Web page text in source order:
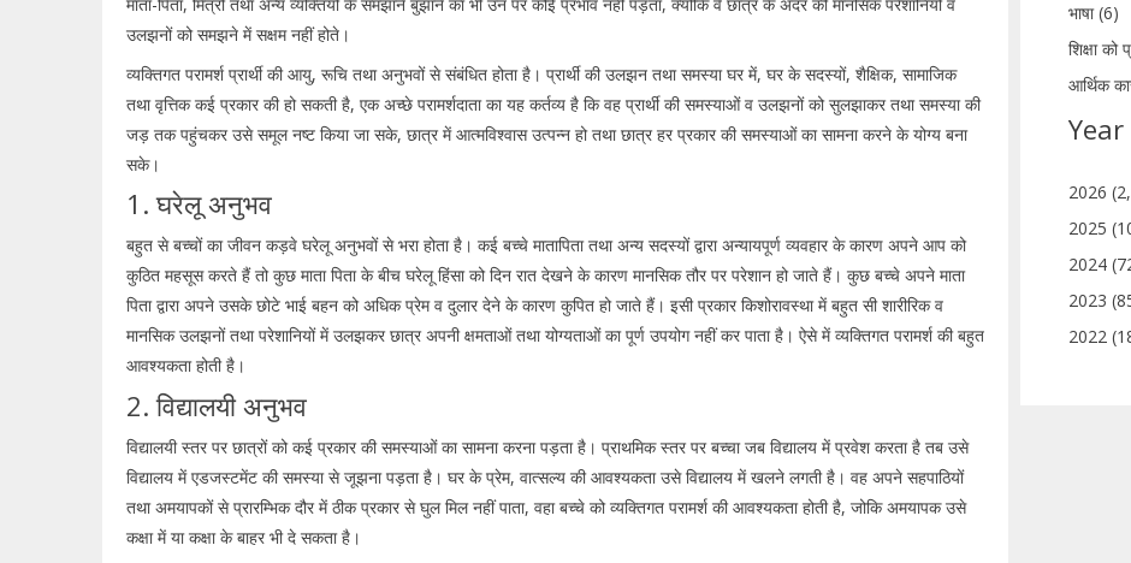
उलझनों को समझने में सक्षम नहीं होते।
व्यक्तिगत परामर्श प्रार्थी की आयु, रूचि तथा अनुभवों से संबंधित होता है। प्रार्थी की उलझन तथा समस्या घर में, घर के सदस्यों, शैक्षिक, सामाजिक
तथा वृत्तिक कई प्रकार की हो सकती है, एक अच्छे परामर्शदाता का यह कर्तव्य है कि वह प्रार्थी की समस्याओं व उलझनों को सुलझाकर तथा समस्या की
जड़ तक पहुंचकर उसे समूल नष्ट किया जा सके, छात्र में आत्मविश्वास उत्पन्न हो तथा छात्र हर प्रकार की समस्याओं का सामना करने के योग्य बना
सके।
1. घरेलू अनुभव
बहुत से बच्चों का जीवन कड़वे घरेलू अनुभवों से भरा होता है। कई बच्चे मातापिता तथा अन्य सदस्यों द्वारा अन्यायपूर्ण व्यवहार के कारण अपने आप को
कुठित महसूस करते हैं तो कुछ माता पिता के बीच घरेलू हिंसा को दिन रात देखने के कारण मानसिक तौर पर परेशान हो जाते हैं। कुछ बच्चे अपने माता
पिता द्वारा अपने उसके छोटे भाई बहन को अधिक प्रेम व दुलार देने के कारण कुपित हो जाते हैं। इसी प्रकार किशोरावस्था में बहुत सी शारीरिक व
मानसिक उलझनों तथा परेशानियों में उलझकर छात्र अपनी क्षमताओं तथा योग्यताओं का पूर्ण उपयोग नहीं कर पाता है। ऐसे में व्यक्तिगत परामर्श की बहुत
आवश्यकता होती है।
2. विद्यालयी अनुभव
विद्यालयी स्तर पर छात्रों को कई प्रकार की समस्याओं का सामना करना पड़ता है। प्राथमिक स्तर पर बच्चा जब विद्यालय में प्रवेश करता है तब उसे
विद्यालय में एडजस्टमेंट की समस्या से जूझना पड़ता है। घर के प्रेम, वात्सल्य की आवश्यकता उसे विद्यालय में खलने लगती है। वह अपने सहपाठियों
तथा अमयापकों से प्रारम्भिक दौर में ठीक प्रकार से घुल मिल नहीं पाता, वहा बच्चे को व्यक्तिगत परामर्श की आवश्यकता होती है, जोकि अमयापक उसे
कक्षा में या कक्षा के बाहर भी दे सकता है।
भाषा (6)
शिक्षा
आर्थिक
Year
2026
2025
2024
2023
2022